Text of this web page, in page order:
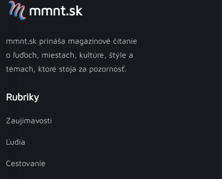
mmnt.sk
mmnt.sk prináša magazínové čítanie
o ľuďoch, miestach, kultúre, štýle a
témach, ktoré stoja za pozornosť.
Rubriky
Zaujímavosti
Ľudia
Cestovanie